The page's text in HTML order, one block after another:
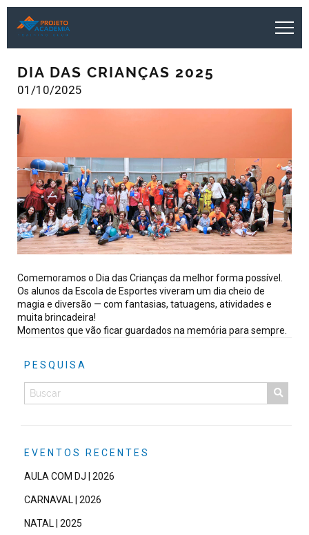
DIA DAS CRIANÇAS 2025
01/10/2025
Comemoramos o Dia das Crianças da melhor forma possível.
Os alunos da Escola de Esportes viveram um dia cheio de
magia e diversão — com fantasias, tatuagens, atividades e
muita brincadeira!
Momentos que vão ficar guardados na memória para sempre.
PESQUISA
EVENTOS RECENTES
AULA COM DJ | 2026
CARNAVAL | 2026
NATAL | 2025